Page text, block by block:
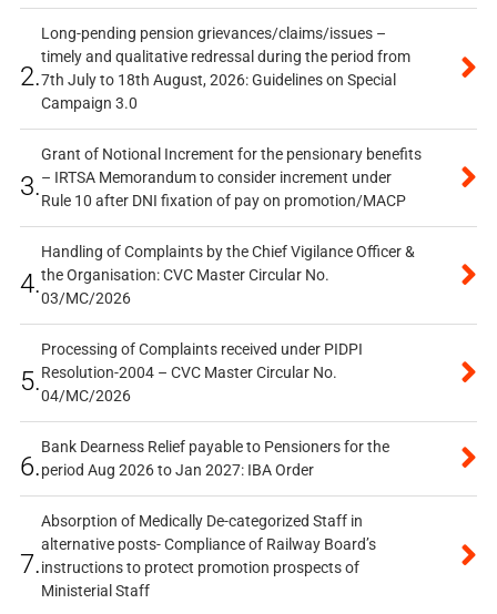
2.
Long-pending pension grievances/claims/issues –
timely and qualitative redressal during the period from
7th July to 18th August, 2026: Guidelines on Special
Campaign 3.0
3.
Grant of Notional Increment for the pensionary benefits
– IRTSA Memorandum to consider increment under
Rule 10 after DNI fixation of pay on promotion/MACP
4.
Handling of Complaints by the Chief Vigilance Officer &
the Organisation: CVC Master Circular No.
03/MC/2026
5.
Processing of Complaints received under PIDPI
Resolution-2004 – CVC Master Circular No.
04/MC/2026
6.
Bank Dearness Relief payable to Pensioners for the
period Aug 2026 to Jan 2027: IBA Order
7.
Absorption of Medically De-categorized Staff in
alternative posts- Compliance of Railway Board’s
instructions to protect promotion prospects of
Ministerial Staff